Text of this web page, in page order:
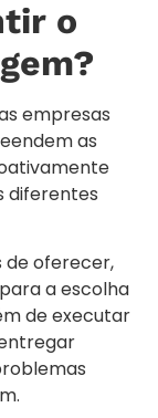
o
empresas
as
diferentes
de oferecer,
a escolha
de executar